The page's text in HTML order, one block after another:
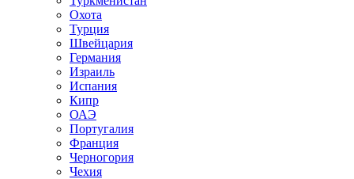
Охота
Турция
Швейцария
Германия
Израиль
Испания
Кипр
ОАЭ
Португалия
Франция
Черногория
Чехия